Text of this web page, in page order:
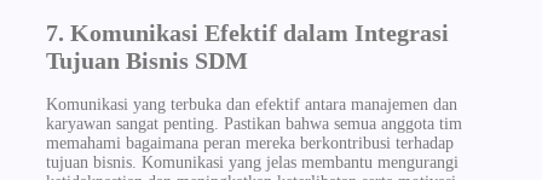
7. Komunikasi Efektif dalam Integrasi
Tujuan Bisnis SDM
Komunikasi yang terbuka dan efektif antara manajemen dan
karyawan sangat penting. Pastikan bahwa semua anggota tim
memahami bagaimana peran mereka berkontribusi terhadap
tujuan bisnis. Komunikasi yang jelas membantu mengurangi